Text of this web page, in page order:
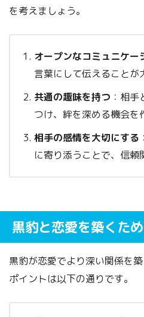
を考えましょう。
オープンなコミュニケー
言葉にして伝えることが
共通の趣味を持つ ：相
つけ、絆を深める機会を
相手の感情を大切にする
に寄り添うことで、信頼
黒豹と恋愛を築くた
黒豹が恋愛でより深い関係を
ポイントは以下の通りです。